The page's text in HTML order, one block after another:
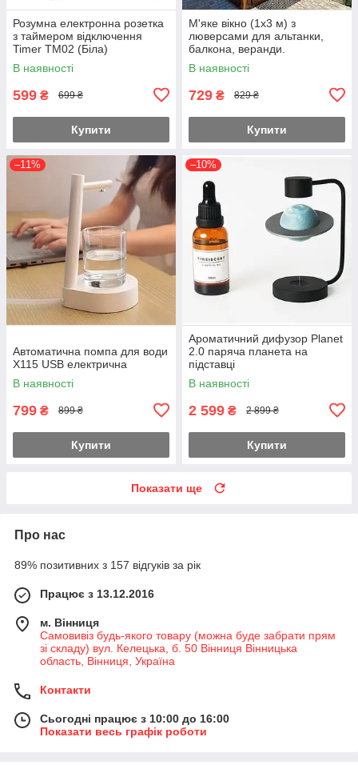
Розумна електронна розетка
з таймером відключення
Timer TM02 (Біла)
В наявності
599 ₴ 699 ₴
Купити
М'яке вікно (1х3 м) з
люверсами для альтанки,
балкона, веранди.
В наявності
729 ₴ 829 ₴
Купити
–11%
Автоматична помпа для води
X115 USB електрична
В наявності
799 ₴ 899 ₴
Купити
–10%
Ароматичний дифузор Planet
2.0 паряча планета на
підставці
В наявності
2 599 ₴ 2 899 ₴
Купити
Показати ще
Про нас
89% позитивних з 157 відгуків за рік
Працює з 13.12.2016
м. Вінниця
Самовивіз будь-якого товару (можна буде забрати прям
зі складу) вул. Келецька, б. 50 Вінниця Вінницька
область, Вінниця, Україна
Контакти
Сьогодні працює з 10:00 до 16:00
Показати весь графік роботи